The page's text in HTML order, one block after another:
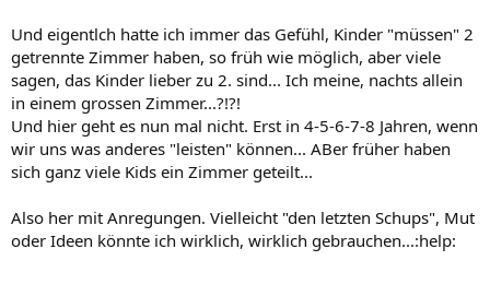
Und eigentlch hatte ich immer das Gefühl, Kinder "müssen" 2
getrennte Zimmer haben, so früh wie möglich, aber viele
sagen, das Kinder lieber zu 2. sind... Ich meine, nachts allein
in einem grossen Zimmer...?!?!
Und hier geht es nun mal nicht. Erst in 4-5-6-7-8 Jahren, wenn
wir uns was anderes "leisten" können... ABer früher haben
sich ganz viele Kids ein Zimmer geteilt...
Also her mit Anregungen. Vielleicht "den letzten Schups", Mut
oder Ideen könnte ich wirklich, wirklich gebrauchen...:help: